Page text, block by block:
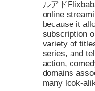
ルアド
online
because it
subscription
variety of
series, and
action,
domains
many look-